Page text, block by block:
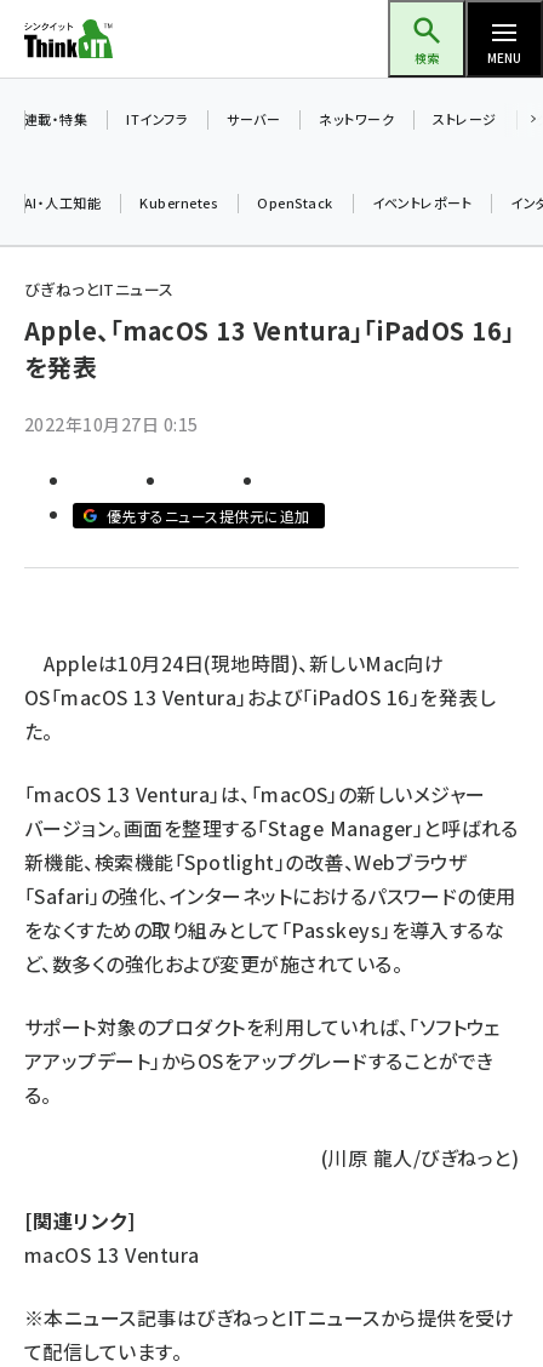
ン
ツ
検索 MENU
加藤銘のチーム貢献～仲間と築いた勝利の絆～ (2329)
iot女子会 (2295)
genai (1494)
連載・特集 ITインフラ サーバー ネットワーク ストレージ
AI・人工知能 Kubernetes OpenStack イベントレポート イン
びぎねっとITニュース
Apple、「macOS 13 Ventura」「iPadOS 16」
を発表
2022年10月27日 0:15
優先するニュース提供元に追加
Appleは10月24日(現地時間)、新しいMac向け
OS「macOS 13 Ventura」および「iPadOS 16」を発表し
た。
「macOS 13 Ventura」は、「macOS」の新しいメジャー
バージョン。画面を整理する「Stage Manager」と呼ばれる
新機能、検索機能「Spotlight」の改善、Webブラウザ
「Safari」の強化、インターネットにおけるパスワードの使用
をなくすための取り組みとして「Passkeys」を導入するな
ど、数多くの強化および変更が施されている。
サポート対象のプロダクトを利用していれば、「ソフトウェ
アアップデート」からOSをアップグレードすることができ
る。
(川原 龍人/びぎねっと)
[関連リンク]
macOS 13 Ventura
※本ニュース記事はびぎねっとITニュースから提供を受け
て配信しています。